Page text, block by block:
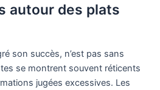
autour des plats
son succès, n’est pas sans
se montrent souvent réticents
jugées excessives. Les